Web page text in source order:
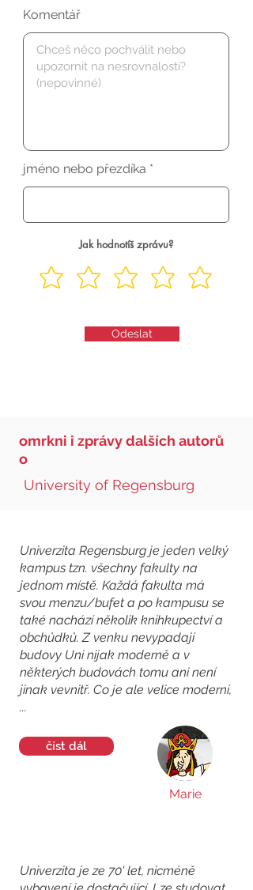
Komentář
jméno nebo přezdíka
Jak hodnotíš zprávu?
Odeslat
omrkni i zprávy dalších autorů
o
University of Regensburg
Univerzita Regensburg je jeden velký
kampus tzn. všechny fakulty na
jednom místě. Každá fakulta má
svou menzu/bufet a po kampusu se
také nachází několik knihkupectví a
obchůdků. Z venku nevypadají
budovy Uni nijak moderně a v
některých budovách tomu ani není
jinak vevnitř. Co je ale velice moderní,
...
číst dál
Marie
Univerzita je ze 70' let, nicméně